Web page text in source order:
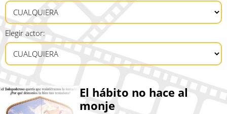
Elegir actor:
El hábito no hace al
monje